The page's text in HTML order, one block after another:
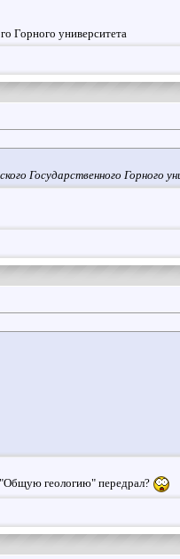
Горного университета
Государственного Горного
геологию" передрал?